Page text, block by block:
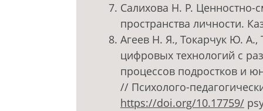
Салихова Н. Р. Ценностно-
пространства личности.
Агеев Н. Я., Токарчук Ю. А.,
цифровых технологий с
процессов подростков и
// Психолого-
https://doi.org/10.17759/